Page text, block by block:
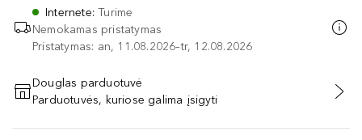
Internete:Turime
Nemokamas pristatymas
Pristatymas: an, 11.08.2026–tr, 12.08.2026
PRIDĖTI Į KREPŠELĮ
Douglas parduotuvė
Parduotuvės, kuriose galima įsigyti
Praleisti slankiklį